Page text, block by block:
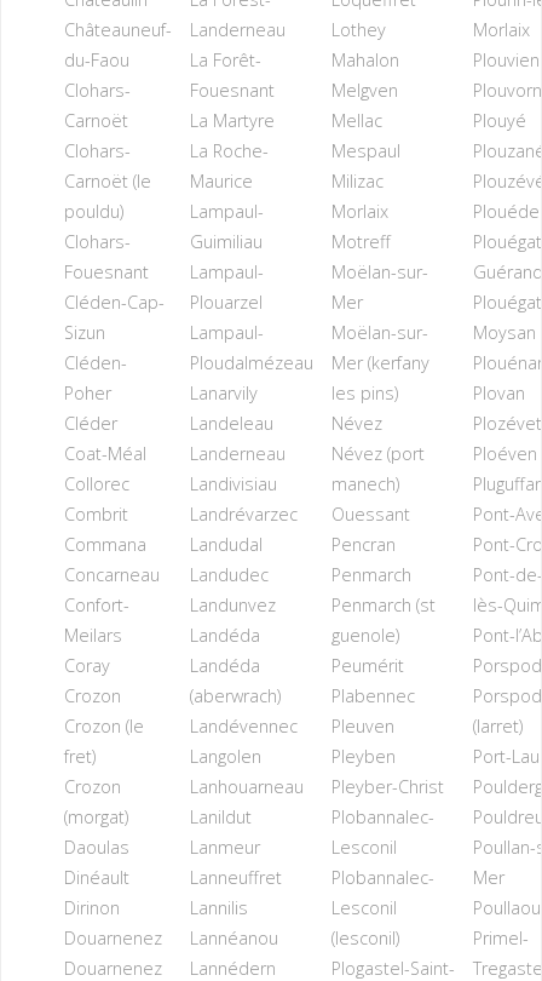
Châteauneuf-
du-Faou
Clohars-
Carnoët
Clohars-
Carnoët (le
pouldu)
Clohars-
Fouesnant
Cléden-Cap-
Sizun
Cléden-
Poher
Cléder
Coat-Méal
Collorec
Combrit
Commana
Concarneau
Confort-
Meilars
Coray
Crozon
Crozon (le
fret)
Crozon
(morgat)
Daoulas
Dinéault
Dirinon
Douarnenez
Douarnenez
Landerneau
La Forêt-
Fouesnant
La Martyre
La Roche-
Maurice
Lampaul-
Guimiliau
Lampaul-
Plouarzel
Lampaul-
Ploudalmézeau
Lanarvily
Landeleau
Landerneau
Landivisiau
Landrévarzec
Landudal
Landudec
Landunvez
Landéda
Landéda
(aberwrach)
Landévennec
Langolen
Lanhouarneau
Lanildut
Lanmeur
Lanneuffret
Lannilis
Lannéanou
Lannédern
Lothey
Mahalon
Melgven
Mellac
Mespaul
Milizac
Morlaix
Motreff
Moëlan-sur-
Mer
Moëlan-sur-
Mer (kerfany
les pins)
Névez
Névez (port
manech)
Ouessant
Pencran
Penmarch
Penmarch (st
guenole)
Peumérit
Plabennec
Pleuven
Pleyben
Pleyber-Christ
Plobannalec-
Lesconil
Plobannalec-
Lesconil
(lesconil)
Plogastel-Saint-
Morlaix
Plouvien
Plouvorn
Plouyé
Guérand
Moysan
Plovan
Plozévet
Ploéven
Pont-
Pont-
Pont-
lès-
Pont-
(larret)
Port-
Poullan-
Mer
Primel-